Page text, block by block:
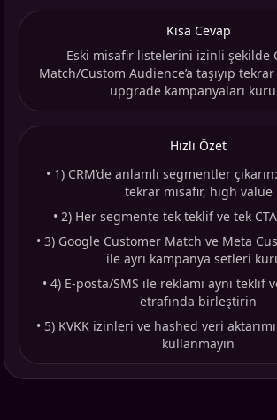
Kısa Cevap
Eski misafir listelerini izinli şekilde
Match/Custom Audience’a taşıyıp
upgrade kampanyaları
Hızlı Özet
• 1) CRM’de anlamlı segmentler
tekrar misafir, high value
• 2) Her segmente tek teklif ve tek
• 3) Google Customer Match ve Meta
ile ayrı kampanya setleri
• 4) E-posta/SMS ile reklamı aynı teklif
etrafında birleştirin
• 5) KVKK izinleri ve hashed veri
kullanmayın